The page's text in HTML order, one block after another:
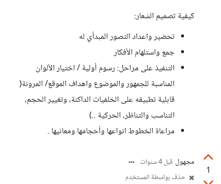
كيفية تصميم الشعار:
تحضير واعداد التصور المبدأي له
جمع واستلهام الأفكار
التنفيذ على مراحل: رسوم أولية / اختيار الألوان
المناسبة للجمهور والموضوع واهداف الموقع/ المرونة(
قابلية تطبيقه على الخلفيات الداكنة، وتغيير الحجم،
التناسب والتناظر، الحركية ..)
مراعاة الخطوط انواعها وأحجامها ومعانيها .
1
مجهول قبل 4 سنوات
حذف بواسطة المستخدم